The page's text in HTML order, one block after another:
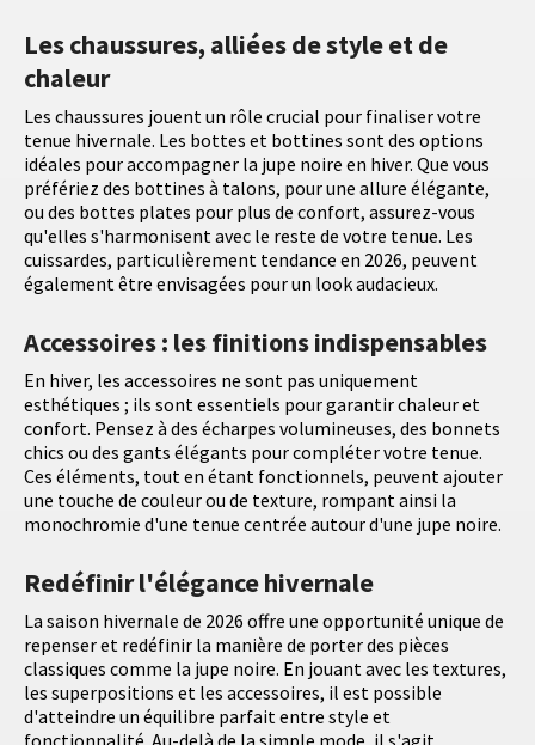
Les chaussures, alliées de style et de
chaleur
Les chaussures jouent un rôle crucial pour finaliser votre
tenue hivernale. Les bottes et bottines sont des options
idéales pour accompagner la jupe noire en hiver. Que vous
préfériez des bottines à talons, pour une allure élégante,
ou des bottes plates pour plus de confort, assurez-vous
qu'elles s'harmonisent avec le reste de votre tenue. Les
cuissardes, particulièrement tendance en 2026, peuvent
également être envisagées pour un look audacieux.
Accessoires : les finitions indispensables
En hiver, les accessoires ne sont pas uniquement
esthétiques ; ils sont essentiels pour garantir chaleur et
confort. Pensez à des écharpes volumineuses, des bonnets
chics ou des gants élégants pour compléter votre tenue.
Ces éléments, tout en étant fonctionnels, peuvent ajouter
une touche de couleur ou de texture, rompant ainsi la
monochromie d'une tenue centrée autour d'une jupe noire.
Redéfinir l'élégance hivernale
La saison hivernale de 2026 offre une opportunité unique de
repenser et redéfinir la manière de porter des pièces
classiques comme la jupe noire. En jouant avec les textures,
les superpositions et les accessoires, il est possible
d'atteindre un équilibre parfait entre style et